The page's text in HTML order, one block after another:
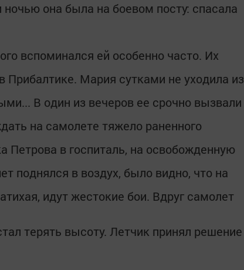
она была на боевом посту: спасала
вспоминался ей особенно часто. Их
Прибалтике. Мария сутками не уходила из
В один из вечеров ее срочно вызвали
на самолете тяжело раненного
Петрова в госпиталь, на освобожденную
поднялся в воздух, было видно, что на
идут жестокие бои. Вдруг самолет
терять высоту. Летчик принял решение